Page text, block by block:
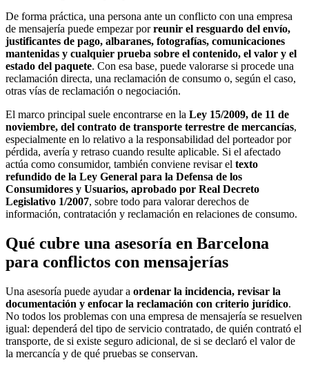
De forma práctica, una persona ante un conflicto con una empresa
de mensajería puede empezar porreunir el resguardo del envío,
justificantes de pago, albaranes, fotografías, comunicaciones
mantenidas y cualquier prueba sobre el contenido, el valor y el
estado del paquete. Con esa base, puede valorarse si procede una
reclamación directa, una reclamación de consumo o, según el caso,
otras vías de reclamación o negociación.
El marco principal suele encontrarse en la Ley 15/2009, de 11 de
noviembre, del contrato de transporte terrestre de mercancías,
especialmente en lo relativo a la responsabilidad del porteador por
pérdida, avería y retraso cuando resulte aplicable. Si el afectado
actúa como consumidor, también conviene revisar el texto
refundido de la Ley General para la Defensa de los
Consumidores y Usuarios, aprobado por Real Decreto
Legislativo 1/2007, sobre todo para valorar derechos de
información, contratación y reclamación en relaciones de consumo.
Qué cubre una asesoría en Barcelona
para conflictos con mensajerías
Una asesoría puede ayudar a ordenar la incidencia, revisar la
documentación y enfocar la reclamación con criterio jurídico.
No todos los problemas con una empresa de mensajería se resuelven
igual: dependerá del tipo de servicio contratado, de quién contrató el
transporte, de si existe seguro adicional, de si se declaró el valor de
la mercancía y de qué pruebas se conservan.